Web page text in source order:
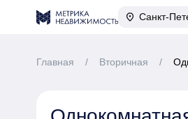
Санкт-
Главная / Вторичная /